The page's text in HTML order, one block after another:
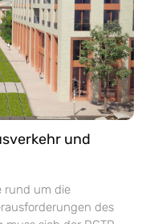
und
rund um die
des